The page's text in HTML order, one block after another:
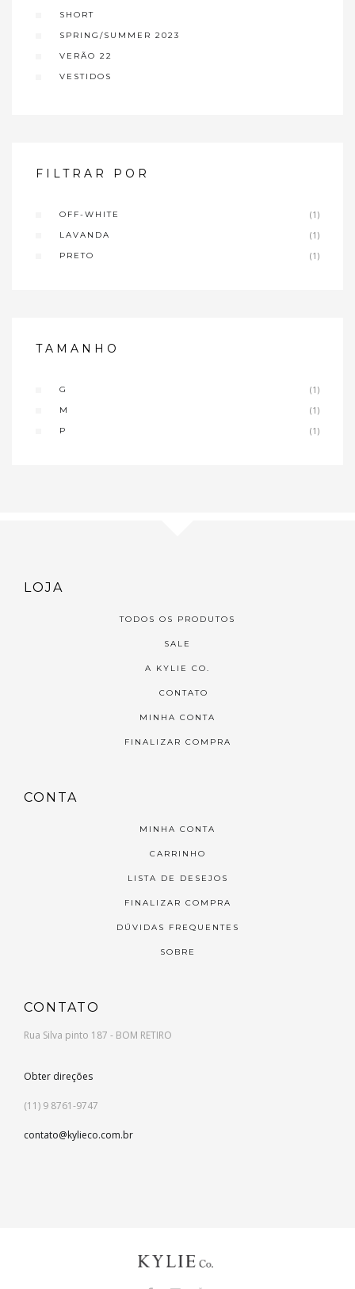
SHORT
SPRING/SUMMER 2023
VERÃO 22
VESTIDOS
FILTRAR POR
OFF-WHITE (1)
LAVANDA (1)
PRETO (1)
TAMANHO
G (1)
M (1)
P (1)
LOJA
TODOS OS PRODUTOS
SALE
A KYLIE CO.
CONTATO
MINHA CONTA
FINALIZAR COMPRA
CONTA
MINHA CONTA
CARRINHO
LISTA DE DESEJOS
FINALIZAR COMPRA
DÚVIDAS FREQUENTES
SOBRE
CONTATO
Rua Silva pinto 187 - BOM RETIRO
Obter direções
(11) 9 8761-9747
contato@kylieco.com.br